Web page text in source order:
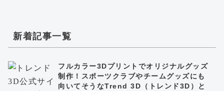
新着記事一覧
フルカラー3Dプリントでオリジナルグッズ
制作！スポーツクラブやチームグッズにも
向いてそうなTrend 3D（トレンド3D）と